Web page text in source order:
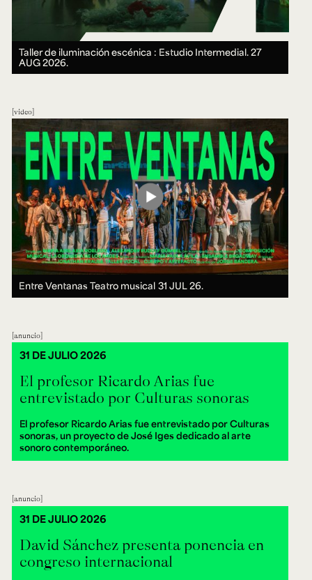
Taller de iluminación escénica : Estudio Intermedial.27
AUG 2026.
video
Entre Ventanas Teatro musical 31 JUL 26.
anuncio
El profesor Ricardo Arias fue
entrevistado por Culturas sonoras
El profesor Ricardo Arias fue entrevistado por Culturas
sonoras, un proyecto de José Iges dedicado al arte
sonoro contemporáneo.
31 DE JULIO 2026
anuncio
David Sánchez presenta ponencia en
congreso internacional
31 DE JULIO 2026